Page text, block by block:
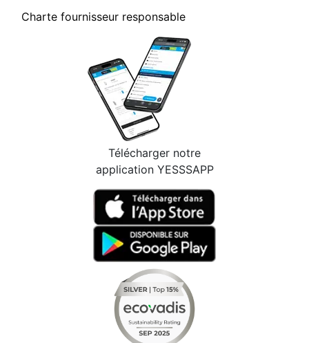
Charte fournisseur responsable
Télécharger notre
application YESSSAPP